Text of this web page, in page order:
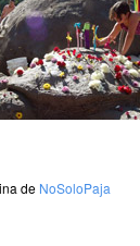
de NoSoloPaja